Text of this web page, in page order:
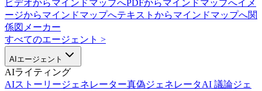
ビデオからマインドマップへPDFからマインドマップへイメ
ージからマインドマップへテキストからマインドマップへ関
係図メーカー
すべてのエージェント >
AIエージェント
AIライティング
AIストーリージェネレーター真偽ジェネレータAI 議論ジェ